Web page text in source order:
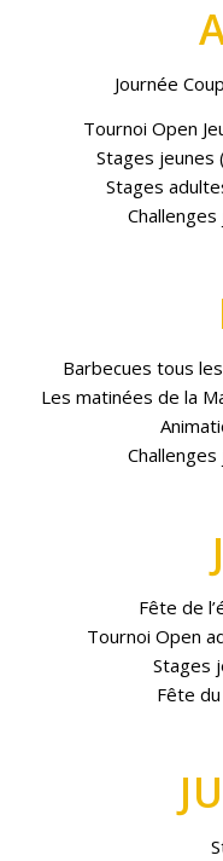
Journée
Tournoi Open
Stages jeunes
Stages
Challenges
Barbecues tous
Les matinées de la
Challenges
Fête de
Tournoi Open
Stages
Fête